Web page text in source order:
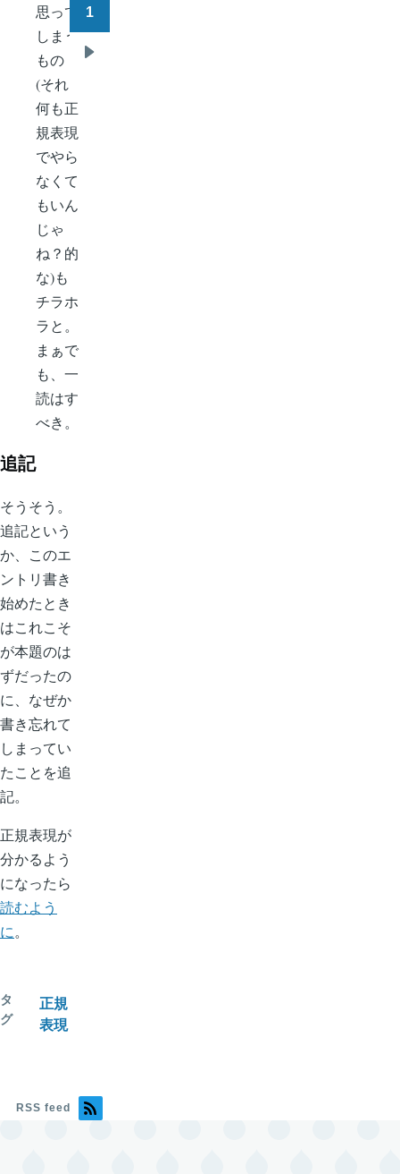
思って
しまう
もの
(それ
何も正
規表現
でやら
なくて
もいん
じゃ
ね？的
な)も
チラホ
ラと。
まぁで
も、一
読はす
べき。
追記
そうそう。
追記という
か、このエ
ントリ書き
始めたとき
はこれこそ
が本題のは
ずだったの
に、なぜか
書き忘れて
しまってい
たことを追
記。
正規表現が
分かるよう
になったら
読むよう
に。
タ
グ
正規
表現
ー
り
1
RSS feed